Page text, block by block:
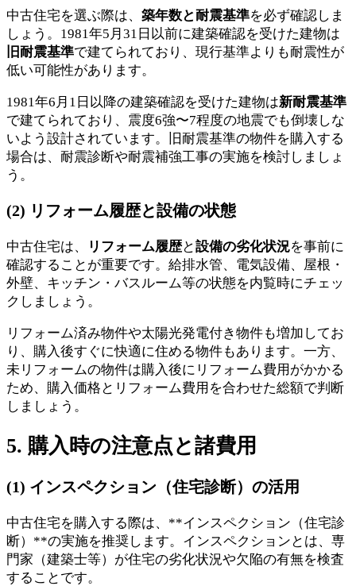
中古住宅を選ぶ際は、 築年数と耐震基準を必ず確認しま
しょう。1981年5月31日以前に建築確認を受けた建物は
旧耐震基準で建てられており、現行基準よりも耐震性が
低い可能性があります。
1981年6月1日以降の建築確認を受けた建物は新耐震基準
で建てられており、震度6強〜7程度の地震でも倒壊しな
いよう設計されています。旧耐震基準の物件を購入する
場合は、耐震診断や耐震補強工事の実施を検討しましょ
う。
(2) リフォーム履歴と設備の状態
中古住宅は、 リフォーム履歴と設備の劣化状況を事前に
確認することが重要です。給排水管、電気設備、屋根・
外壁、キッチン・バスルーム等の状態を内覧時にチェッ
クしましょう。
リフォーム済み物件や太陽光発電付き物件も増加してお
り、購入後すぐに快適に住める物件もあります。一方、
未リフォームの物件は購入後にリフォーム費用がかかる
ため、購入価格とリフォーム費用を合わせた総額で判断
しましょう。
5. 購入時の注意点と諸費用
(1) インスペクション（住宅診断）の活用
中古住宅を購入する際は、**インスペクション（住宅診
断）**の実施を推奨します。インスペクションとは、専
門家（建築士等）が住宅の劣化状況や欠陥の有無を検査
することです。